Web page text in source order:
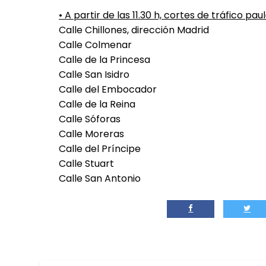
• A partir de las 11.30 h, cortes de tráfico
Calle Chillones, dirección Madrid
Calle Colmenar
Calle de la Princesa
Calle San Isidro
Calle del Embocador
Calle de la Reina
Calle Sóforas
Calle Moreras
Calle del Príncipe
Calle Stuart
Calle San Antonio